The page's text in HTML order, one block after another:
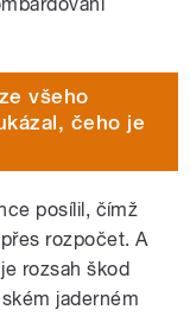
všeho
čeho je
posílil, čímž
rozpočet. A
rozsah škod
jaderném